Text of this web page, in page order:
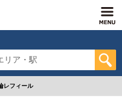
リア・駅
レフィール